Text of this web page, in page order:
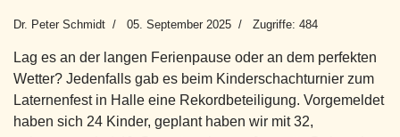
Dr. Peter Schmidt 05. September 2025 Zugriffe: 484
Lag es an der langen Ferienpause oder an dem perfekten
Wetter? Jedenfalls gab es beim Kinderschachturnier zum
Laternenfest in Halle eine Rekordbeteiligung. Vorgemeldet
haben sich 24 Kinder, geplant haben wir mit 32,